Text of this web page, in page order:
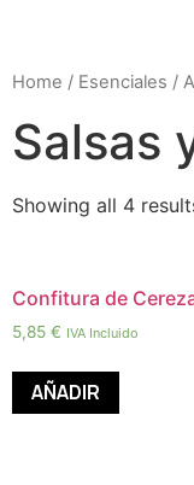
Home / Esenciales /
Salsas
Showing all 4
Confitura de
5,85 € IVA Incluido
AÑADIR